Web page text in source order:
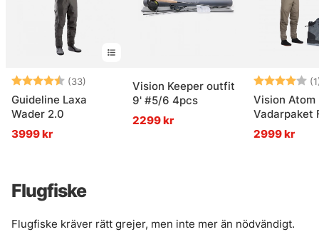
Betyg: (33)
4.6 utav 5 stjärnor
Guideline Laxa
Wader 2.0
3999 kr
Vision Keeper outfit
9' #5/6 4pcs
2299 kr
Betyg:
Vision Atom
Vadarpaket
2999 kr
Flugfiske
Flugfiske kräver rätt grejer, men inte mer än nödvändigt.